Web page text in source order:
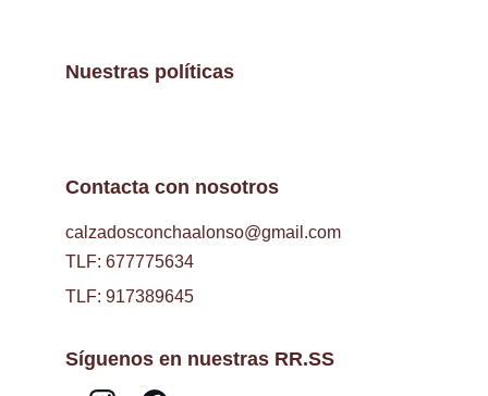
Contacta con nosotros
calzadosconchaalonso@gmail.com
Síguenos en nuestras RR.SS
Nuestras políticas
TLF: 677775634
TLF: 917389645